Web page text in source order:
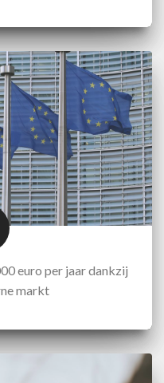
euro per jaar dankzij
markt